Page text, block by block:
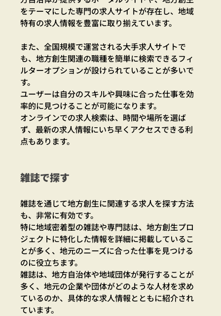
をテーマにした専門の求人サイトが存在し、地域
特有の求人情報を豊富に取り揃えています。
また、全国規模で運営される大手求人サイトで
も、地方創生関連の職種を簡単に検索できるフィ
ルターオプションが設けられていることが多いで
す。
ユーザーは自分のスキルや興味に合った仕事を効
率的に見つけることが可能になります。
オンラインでの求人検索は、時間や場所を選ば
ず、最新の求人情報にいち早くアクセスできる利
点もあります。
雑誌で探す
雑誌を通じて地方創生に関連する求人を探す方法
も、非常に有効です。
特に地域密着型の雑誌や専門誌は、地方創生プロ
ジェクトに特化した情報を詳細に掲載しているこ
とが多く、地元のニーズに合った仕事を見つける
のに役立ちます。
雑誌は、地方自治体や地域団体が発行することが
多く、地元の企業や団体がどのような人材を求め
ているのか、具体的な求人情報とともに紹介され
ています。